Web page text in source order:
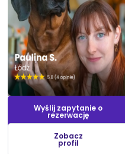
Wyślij zapytanie o
rezerwację
Zobacz
profil